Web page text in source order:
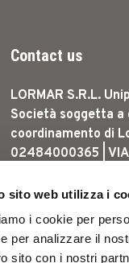
sito web utilizza i
i cookie per
per analizzare il
sito con i nostri
Contact us
LORMAR S.R.L.
Società soggetta a
coordinamento di
02484000365 | VIA
CARPI (MO) - ITALIA
CLIENTI: +39 346
Via